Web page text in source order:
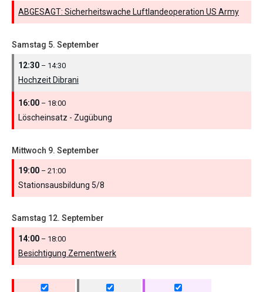
ABGESAGT: Sicherheitswache Luftlandeoperation US Army
Samstag 5. September
12:30 – 14:30
Hochzeit Dibrani
16:00 – 18:00
Löscheinsatz - Zugübung
Mittwoch 9. September
19:00 – 21:00
Stationsausbildung 5/8
Samstag 12. September
14:00 – 18:00
Besichtigung Zementwerk